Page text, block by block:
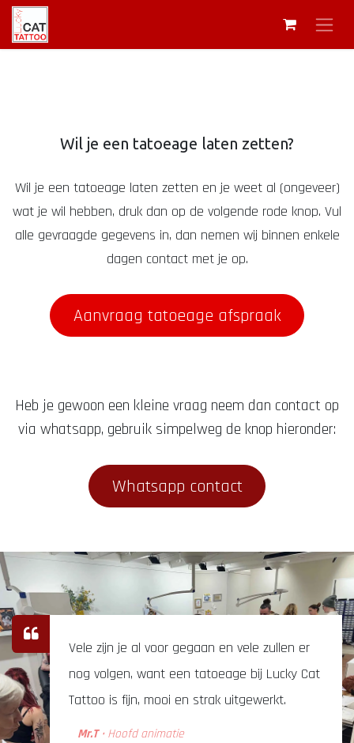
Wil je een tatoeage laten zetten?
Wil je een tatoeage laten zetten en je weet al (ongeveer)
wat je wil hebben, druk dan op de volgende rode knop. Vul
alle gevraagde gegevens in, dan nemen wij binnen enkele
dagen contact met je op.
Aanvraag tatoeage afspraak
Heb je gewoon een kleine vraag neem dan contact op
via whatsapp, gebruik simpelweg de knop hieronder:
Whatsapp contact
Vele zijn je al voor gegaan en vele zullen er
nog volgen, want een tatoeage bij Lucky Cat
Tattoo is fijn, mooi en strak uitgewerkt.
Mr.T• Hoofd animatie